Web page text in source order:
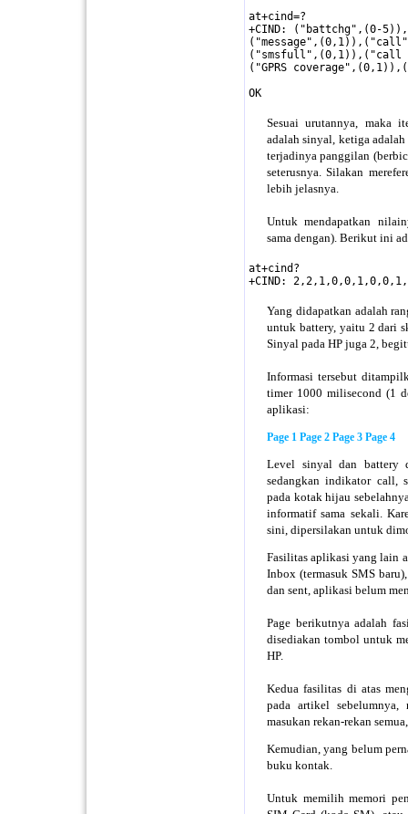
at+cind=?
+CIND: ("battchg",(0-
("smsfull",(0,1)),("call
("GPRS
OK
Sesuai urutannya, maka
adalah sinyal, ketiga
terjadinya panggilan
seterusnya. Silakan
lebih jelasnya.
Untuk mendapatkan
sama dengan). Berikut ini
at+cind?
+CIND:
Yang didapatkan adalah
untuk battery, yaitu 2 dari
Sinyal pada HP juga 2,
Informasi tersebut
timer 1000 milisecond (1
aplikasi:
Page 1 Page 2 Page 3 Page 4
Level sinyal dan battery
sedangkan indikator call,
pada kotak hijau
informatif sama sekali.
sini, dipersilakan untuk
Fasilitas aplikasi yang lain
Inbox (termasuk SMS
dan sent, aplikasi belum
Page berikutnya adalah
disediakan tombol untuk
HP.
Kedua fasilitas di atas
pada artikel sebelumnya,
masukan rekan-rekan
Kemudian, yang belum
buku kontak.
Untuk memilih memori